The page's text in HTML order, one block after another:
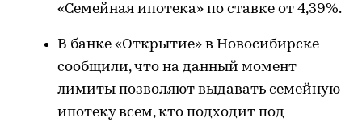
«Семейная ипотека» по ставке от 4,39%.
В банке «Открытие» в Новосибирске
сообщили, что на данный момент
лимиты позволяют выдавать семейную
ипотеку всем, кто подходит под